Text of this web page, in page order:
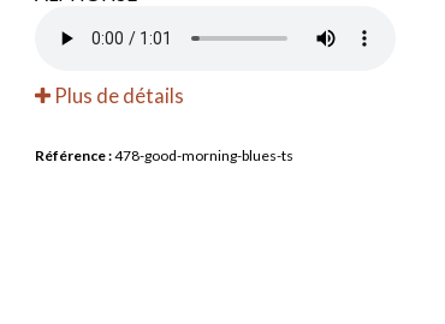
Plus de détails
Référence :478-good-morning-blues-ts